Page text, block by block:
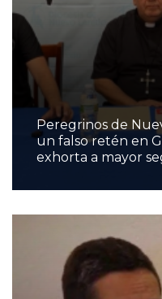
Peregrinos de
un falso retén en
exhorta a mayor